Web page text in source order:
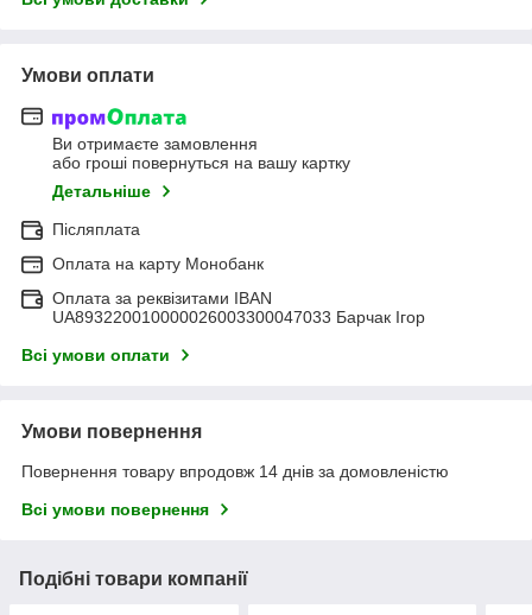
Умови оплати
Ви отримаєте замовлення
або гроші повернуться на вашу картку
Детальніше
Післяплата
Оплата на карту Монобанк
Оплата за реквізитами IBAN
UA893220010000026003300047033 Барчак Ігор
Всі умови оплати
Умови повернення
Повернення товару впродовж 14 днів за домовленістю
Всі умови повернення
Подібні товари компанії